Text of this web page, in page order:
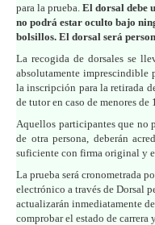
para la prueba. El dorsal debe
no podrá estar oculto bajo
bolsillos. El dorsal será
La recogida de dorsales se
absolutamente imprescindible
la inscripción para la retirada
de tutor en caso de menores de
Aquellos participantes que no
de otra persona, deberán
suficiente con firma original y
La prueba será cronometrada
electrónico a través de Dorsal
actualizarán inmediatamente
comprobar el estado de carrera